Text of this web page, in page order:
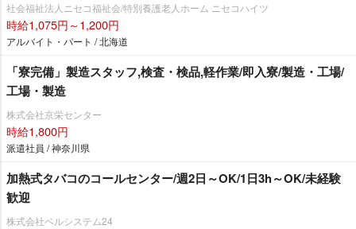
社会福祉法人ニセコ福祉会/特別養護老人ホーム ニセコハイツ
時給1,075円～1,200円
アルバイト・パート / 北海道
「寮完備」製造スタッフ,検査・検品,軽作業/即入寮/製造・工場/
工場・製造
株式会社京栄センター
時給1,800円
派遣社員 / 神奈川県
加熱式タバコのコールセンター/週2日～OK/1日3h～OK/未経験
歓迎
株式会社ベルシステム24